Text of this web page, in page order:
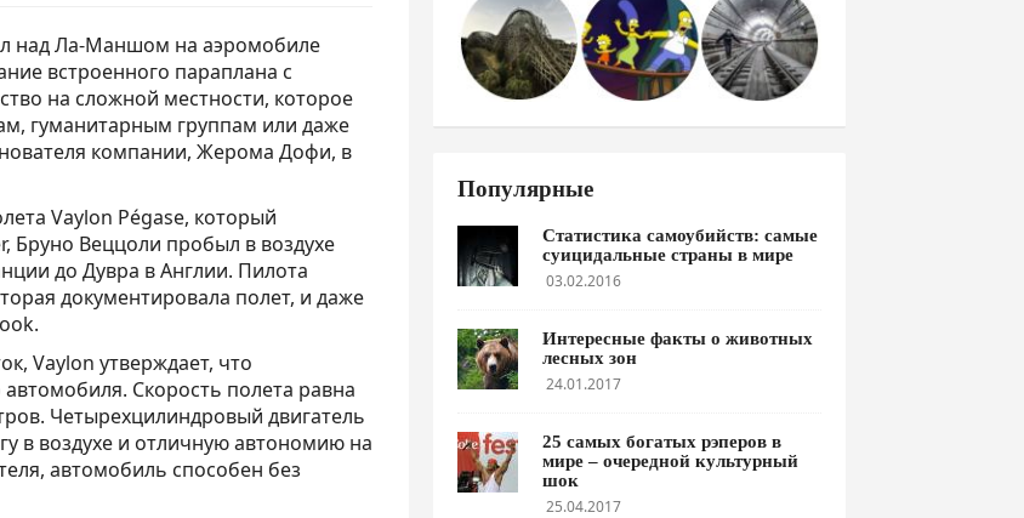
над Ла-Маншом на аэромобиле
встроенного параплана с
на сложной местности, которое
гуманитарным группам или даже
компании, Жерома Дофи, в
Vaylon Pégase, который
Веццоли пробыл в воздухе
до Дувра в Англии. Пилота
документировала полет, и даже
Vaylon утверждает, что
Скорость полета равна
Четырехцилиндровый двигатель
в воздухе и отличную автономию на
автомобиль способен без
Популярные
Статистика самоубийств: самые
суицидальные страны в мире
03.02.2016
Интересные факты о животных
лесных зон
24.01.2017
25 самых богатых рэперов в
мире – очередной культурный
шок
25.04.2017